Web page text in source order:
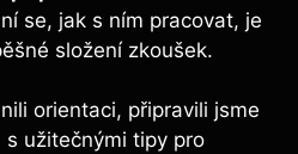
se, jak s ním pracovat, je
složení zkoušek.
orientaci, připravili jsme
užitečnými tipy pro